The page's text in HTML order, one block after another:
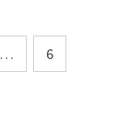
… 6